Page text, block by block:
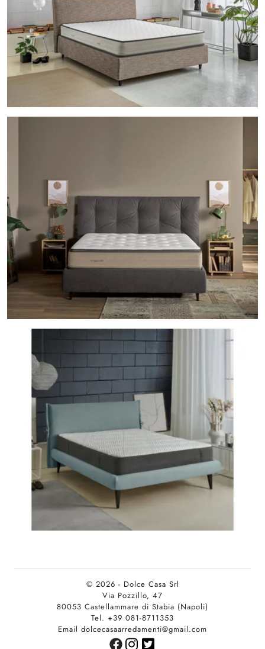
© 2026 - Dolce Casa Srl
Via Pozzillo, 47
80053 Castellammare di Stabia (Napoli)
Tel. +39 081-8711353
Email dolcecasaarredamenti@gmail.com